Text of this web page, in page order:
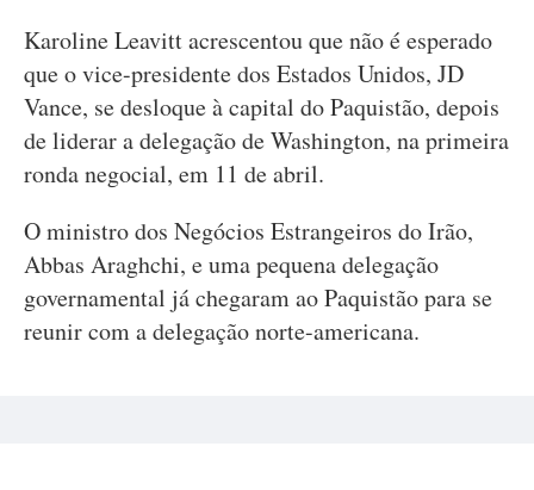
Karoline Leavitt acrescentou que não é esperado
que o vice-presidente dos Estados Unidos, JD
Vance, se desloque à capital do Paquistão, depois
de liderar a delegação de Washington, na primeira
ronda negocial, em 11 de abril.
O ministro dos Negócios Estrangeiros do Irão,
Abbas Araghchi, e uma pequena delegação
governamental já chegaram ao Paquistão para se
reunir com a delegação norte-americana.